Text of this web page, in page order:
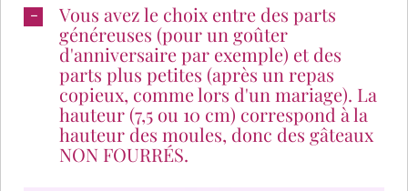
Vous avez le choix entre des parts
généreuses (pour un goûter
d'anniversaire par exemple) et des
parts plus petites (après un repas
copieux, comme lors d'un mariage). La
hauteur (7,5 ou 10 cm) correspond à la
hauteur des moules, donc des gâteaux
NON FOURRÉS.